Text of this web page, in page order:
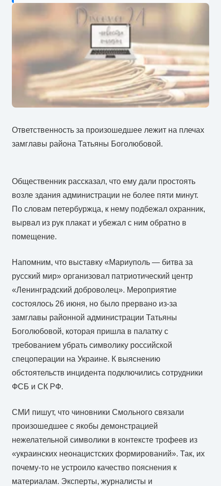
Ответственность за произошедшее лежит на плечах
замглавы района Татьяны Боголюбовой.
Общественник рассказал, что ему дали простоять
возле здания администрации не более пяти минут.
По словам петербуржца, к нему подбежал охранник,
вырвал из рук плакат и убежал с ним обратно в
помещение.
Напомним, что выставку «Мариуполь — битва за
русский мир» организовал патриотический центр
«Ленинградский доброволец». Мероприятие
состоялось 26 июня, но было прервано из-за
замглавы районной администрации Татьяны
Боголюбовой, которая пришла в палатку с
требованием убрать символику российской
спецоперации на Украине. К выяснению
обстоятельств инцидента подключились сотрудники
ФСБ и СК РФ.
СМИ пишут, что чиновники Смольного связали
произошедшее с якобы демонстрацией
нежелательной символики в контексте трофеев из
«украинских неонацистских формирований». Так, их
почему-то не устроило качество пояснения к
материалам. Эксперты, журналисты и